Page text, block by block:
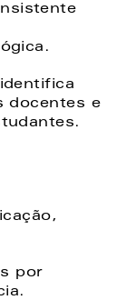
docentes e
por